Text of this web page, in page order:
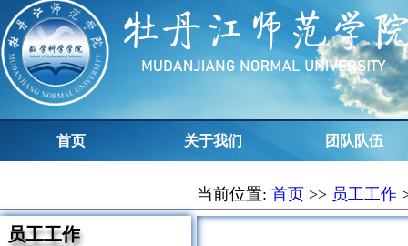
首页 关于我们 团队队伍
当前位置: 首页 >> 员工工作
员工工作